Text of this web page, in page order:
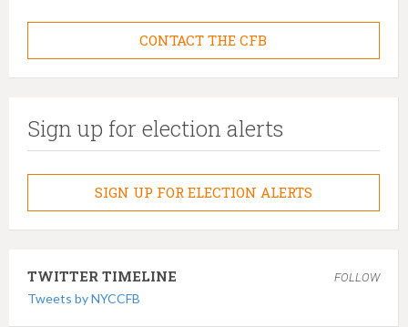
CONTACT THE CFB
Sign up for election alerts
SIGN UP FOR ELECTION ALERTS
TWITTER TIMELINE FOLLOW
Tweets by NYCCFB